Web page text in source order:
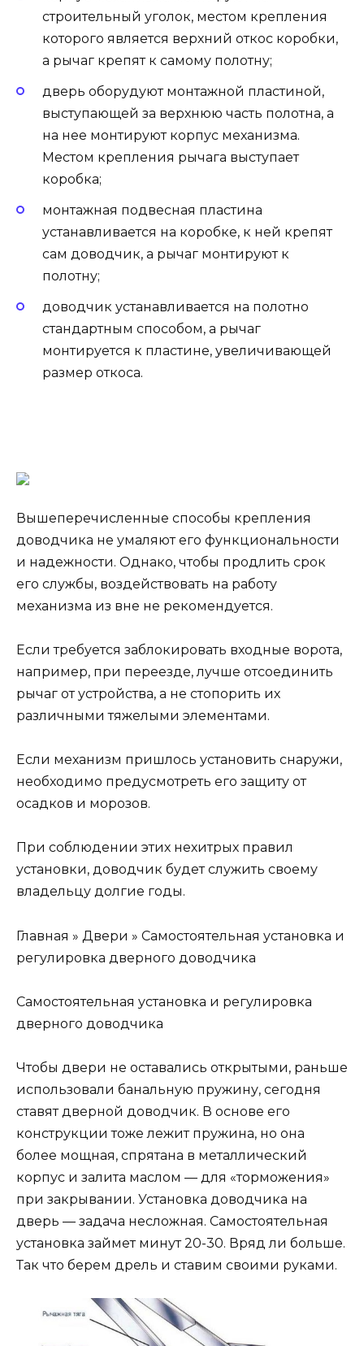
строительный уголок, местом крепления
которого является верхний откос коробки,
а рычаг крепят к самому полотну;
дверь оборудуют монтажной пластиной,
выступающей за верхнюю часть полотна, а
на нее монтируют корпус механизма.
Местом крепления рычага выступает
коробка;
монтажная подвесная пластина
устанавливается на коробке, к ней крепят
сам доводчик, а рычаг монтируют к
полотну;
доводчик устанавливается на полотно
стандартным способом, а рычаг
монтируется к пластине, увеличивающей
размер откоса.
Вышеперечисленные способы крепления
доводчика не умаляют его функциональности
и надежности. Однако, чтобы продлить срок
его службы, воздействовать на работу
механизма из вне не рекомендуется.
Если требуется заблокировать входные ворота,
например, при переезде, лучше отсоединить
рычаг от устройства, а не стопорить их
различными тяжелыми элементами.
Если механизм пришлось установить снаружи,
необходимо предусмотреть его защиту от
осадков и морозов.
При соблюдении этих нехитрых правил
установки, доводчик будет служить своему
владельцу долгие годы.
Главная » Двери » Самостоятельная установка и
регулировка дверного доводчика
Самостоятельная установка и регулировка
дверного доводчика
Чтобы двери не оставались открытыми, раньше
использовали банальную пружину, сегодня
ставят дверной доводчик. В основе его
конструкции тоже лежит пружина, но она
более мощная, спрятана в металлический
корпус и залита маслом — для «торможения»
при закрывании. Установка доводчика на
дверь — задача несложная. Самостоятельная
установка займет минут 20-30. Вряд ли больше.
Так что берем дрель и ставим своими руками.